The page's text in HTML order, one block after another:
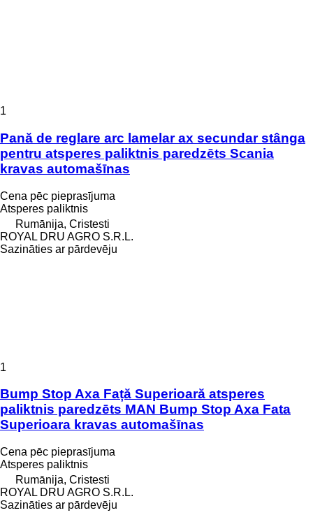
1
Pană de reglare arc lamelar ax secundar stânga
pentru atsperes paliktnis paredzēts Scania
kravas automašīnas
Cena pēc pieprasījuma
Atsperes paliktnis
Rumānija, Cristesti
ROYAL DRU AGRO S.R.L.
Sazināties ar pārdevēju
1
Bump Stop Axa Față Superioară atsperes
paliktnis paredzēts MAN Bump Stop Axa Fata
Superioara kravas automašīnas
Cena pēc pieprasījuma
Atsperes paliktnis
Rumānija, Cristesti
ROYAL DRU AGRO S.R.L.
Sazināties ar pārdevēju